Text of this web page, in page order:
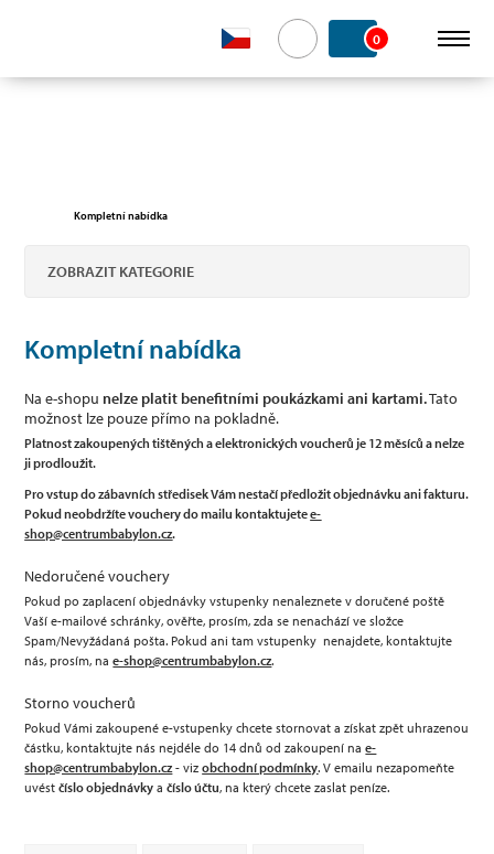
0
Kompletní nabídka
ZOBRAZIT KATEGORIE
Kompletní nabídka
Na e-shopu nelze platit benefitními poukázkami ani kartami.Tato
možnost lze pouze přímo na pokladně.
Platnost zakoupených tištěných a elektronických voucherů je 12 měsíců a nelze
ji prodloužit.
Pro vstup do zábavních středisek Vám nestačí předložit objednávku ani fakturu.
Pokud neobdržíte vouchery do mailu kontaktujetee-
shop@centrumbabylon.cz.
Nedoručené vouchery
Pokud po zaplacení objednávky vstupenky nenaleznete v doručené poště
Vaší e-mailové schránky, ověřte, prosím, zda se nenachází ve složce
Spam/Nevyžádaná pošta. Pokud ani tam vstupenky nenajdete, kontaktujte
nás, prosím, nae-shop@centrumbabylon.cz.
Storno voucherů
Pokud Vámi zakoupené e-vstupenky chcete stornovat a získat zpět uhrazenou
částku, kontaktujte nás nejdéle do 14 dnů od zakoupení nae-
shop@centrumbabylon.cz- vizobchodní podmínky. V emailu nezapomeňte
uvéstčíslo objednávky ačíslo účtu, na který chcete zaslat peníze.